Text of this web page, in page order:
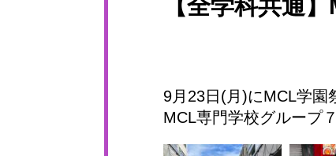
【全学科共通
9月23日(月)にMCL学園
MCL専門学校グループ